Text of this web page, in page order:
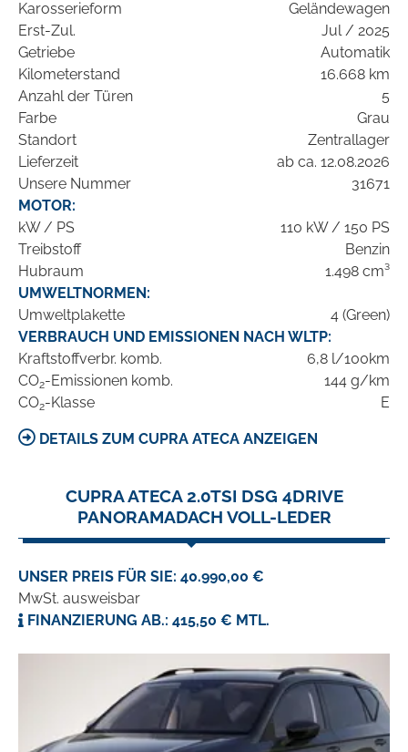
Karosserieform
Geländewagen
Erst-Zul.
Jul / 2025
Getriebe
Automatik
Kilometerstand
16.668 km
Anzahl der Türen
5
Farbe
Grau
Standort
Zentrallager
Lieferzeit
ab ca. 12.08.2026
Unsere Nummer
31671
MOTOR:
kW / PS
110 kW / 150 PS
Treibstoff
Benzin
Hubraum
1.498 cm³
UMWELTNORMEN:
Umweltplakette
4 (Green)
VERBRAUCH UND EMISSIONEN NACH WLTP:
Kraftstoffverbr. komb.
6,8 l/100km
CO2-Emissionen komb.
144 g/km
CO2-Klasse E
DETAILS ZUM CUPRA ATECA ANZEIGEN
CUPRA ATECA 2.0TSI DSG 4DRIVE
PANORAMADACH VOLL-LEDER
UNSER PREIS FÜR SIE: 40.990,00 €
MwSt. ausweisbar
FINANZIERUNG AB.: 415,50 € MTL.